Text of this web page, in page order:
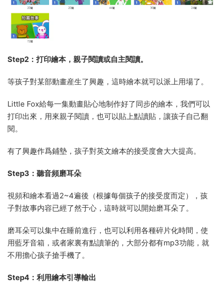
Step2：打印繪本，親子閱讀或自主閱讀。
等孩子對某部動畫産生了興趣，這時繪本就可以派上用場了。
Little Fox給每一集動畫貼心地制作好了同步的繪本，我們可以
打印出來，用來親子閱讀，也可以貼上點讀貼，讓孩子自己翻
閱。
有了興趣作爲鋪墊，孩子對英文繪本的接受度會大大提高。
Step3：聽音頻磨耳朵
視頻和繪本看過2~4遍後（根據每個孩子的接受度而定），孩
子對故事内容已經了然于心，這時就可以開始磨耳朵了。
磨耳朵可以集中在睡前進行，也可以利用各種碎片化時間，使
用藍牙音箱，或者家裏有點讀筆的，大部分都有mp3功能，就
不用擔心孩子搶手機了。
Step4：利用繪本引導輸出